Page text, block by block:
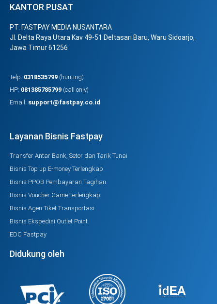
KANTOR PUSAT
PT. FASTPAY MEDIA NUSANTARA
Jl. Delta Raya Utara Kav 49-51 Deltasari Baru, Waru Sidoarjo,
Jawa Timur 61256
Telp: 0318535799 (hunting)
HP: 081385785799 (call only)
Email: support@fastpay.co.id
Layanan Bisnis Fastpay
Transfer Antar Bank, Setor dan Tarik Tunai
Bisnis Top up E-money Terlengkap
Bisnis PPOB Pembayaran Tagihan
Bisnis Voucher Game Terlengkap
Bisnis Agen Tiket Transportasi
Bisnis Ekspedisi Outlet Point
EDC Fastpay
Didukung oleh